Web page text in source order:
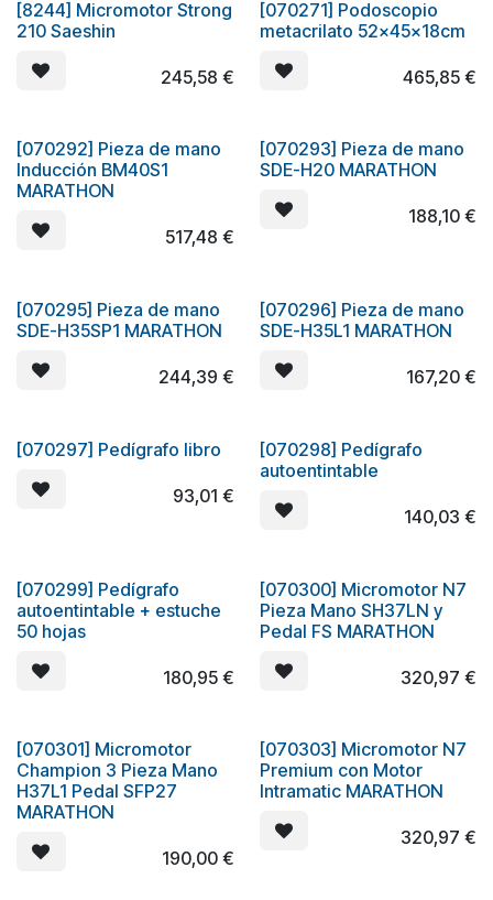
Oferta
[8244] Micromotor Strong
210 Saeshin
245,58 €
[070271] Podoscopio
metacrilato 52x45x18cm
465,85 €
[070292] Pieza de mano
Inducción BM40S1
MARATHON
517,48 €
[070293] Pieza de mano
SDE-H20 MARATHON
188,10 €
Oferta
[070295] Pieza de mano
SDE-H35SP1 MARATHON
244,39 €
Oferta
[070296] Pieza de mano
SDE-H35L1 MARATHON
167,20 €
[070297] Pedígrafo libro
93,01 €
[070298] Pedígrafo
autoentintable
140,03 €
[070299] Pedígrafo
autoentintable + estuche
50 hojas
180,95€
[070300] Micromotor N7
Pieza Mano SH37LN y
Pedal FS MARATHON
320,97 €
[070301] Micromotor
Champion 3 Pieza Mano
H37L1 Pedal SFP27
MARATHON
190,00€
[070303] Micromotor N7
Premium con Motor
Intramatic MARATHON
320,97 €